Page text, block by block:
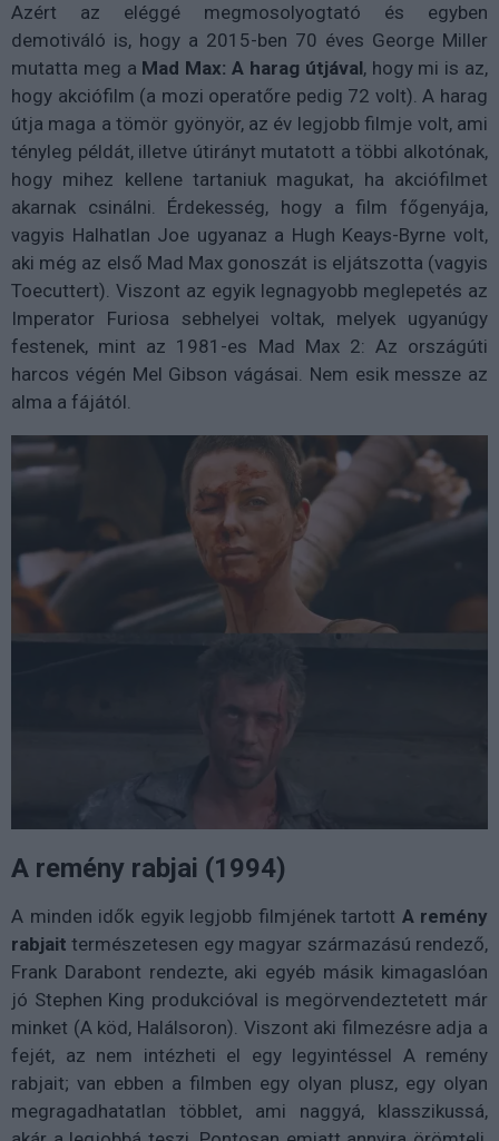
Azért az eléggé megmosolyogtató és egyben
demotiváló is, hogy a 2015-ben 70 éves George Miller
mutatta meg a Mad Max: A harag útjával, hogy mi is az,
hogy akciófilm (a mozi operatőre pedig 72 volt). A harag
útja maga a tömör gyönyör, az év legjobb filmje volt, ami
tényleg példát, illetve útirányt mutatott a többi alkotónak,
hogy mihez kellene tartaniuk magukat, ha akciófilmet
akarnak csinálni. Érdekesség, hogy a film főgenyája,
vagyis Halhatlan Joe ugyanaz a Hugh Keays-Byrne volt,
aki még az első Mad Max gonoszát is eljátszotta (vagyis
Toecuttert). Viszont az egyik legnagyobb meglepetés az
Imperator Furiosa sebhelyei voltak, melyek ugyanúgy
festenek, mint az 1981-es Mad Max 2: Az országúti
harcos végén Mel Gibson vágásai. Nem esik messze az
alma a fájától.
A remény rabjai (1994)
A minden idők egyik legjobb filmjének tartott A remény
rabjait természetesen egy magyar származású rendező,
Frank Darabont rendezte, aki egyéb másik kimagaslóan
jó Stephen King produkcióval is megörvendeztetett már
minket (A köd, Halálsoron). Viszont aki filmezésre adja a
fejét, az nem intézheti el egy legyintéssel A remény
rabjait; van ebben a filmben egy olyan plusz, egy olyan
megragadhatatlan többlet, ami naggyá, klasszikussá,